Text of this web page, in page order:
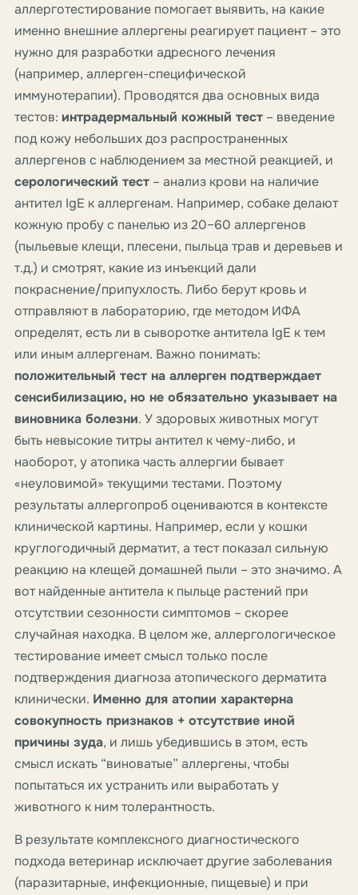
аллерготестирование помогает выявить, на какие
именно внешние аллергены реагирует пациент – это
нужно для разработки адресного лечения
(например, аллерген-специфической
иммунотерапии). Проводятся два основных вида
тестов: интрадермальный кожный тест – введение
под кожу небольших доз распространенных
аллергенов с наблюдением за местной реакцией, и
серологический тест – анализ крови на наличие
антител IgE к аллергенам. Например, собаке делают
кожную пробу с панелью из 20–60 аллергенов
(пыльевые клещи, плесени, пыльца трав и деревьев и
т.д.) и смотрят, какие из инъекций дали
покраснение/припухлость. Либо берут кровь и
отправляют в лабораторию, где методом ИФА
определят, есть ли в сыворотке антитела IgE к тем
или иным аллергенам. Важно понимать:
положительный тест на аллерген подтверждает
сенсибилизацию, но не обязательно указывает на
виновника болезни. У здоровых животных могут
быть невысокие титры антител к чему-либо, и
наоборот, у атопика часть аллергии бывает
«неуловимой» текущими тестами. Поэтому
результаты аллергопроб оцениваются в контексте
клинической картины. Например, если у кошки
круглогодичный дерматит, а тест показал сильную
реакцию на клещей домашней пыли – это значимо. А
вот найденные антитела к пыльце растений при
отсутствии сезонности симптомов – скорее
случайная находка. В целом же, аллергологическое
тестирование имеет смысл только после
подтверждения диагноза атопического дерматита
клинически. Именно для атопии характерна
совокупность признаков + отсутствие иной
причины зуда, и лишь убедившись в этом, есть
смысл искать “виноватые” аллергены, чтобы
попытаться их устранить или выработать у
животного к ним толерантность.
В результате комплексного диагностического
подхода ветеринар исключает другие заболевания
(паразитарные, инфекционные, пищевые) и при